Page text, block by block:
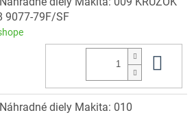
9077-79F/SF
diely Makita: 010